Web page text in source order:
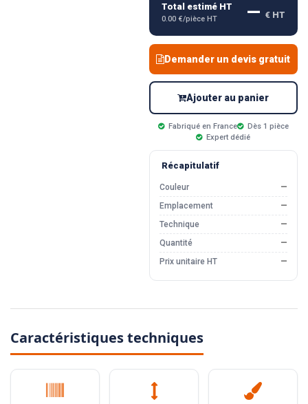
Total estimé HT
0.00 €/pièce HT — € HT
Demander un devis gratuit
Ajouter au panier
Fabriqué en France
Dès 1 pièce
Expert dédié
Récapitulatif
Couleur
—
Emplacement
—
Technique
—
Quantité
—
Prix unitaire HT
—
Caractéristiques techniques